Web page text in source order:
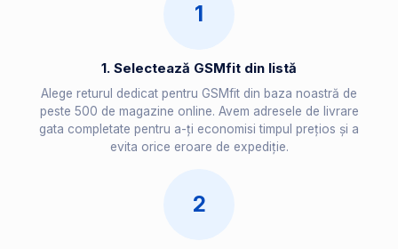
1
1. Selectează GSMfit din listă
Alege returul dedicat pentru GSMfit din baza noastră de
peste 500 de magazine online. Avem adresele de livrare
gata completate pentru a-ți economisi timpul prețios și a
evita orice eroare de expediție.
2